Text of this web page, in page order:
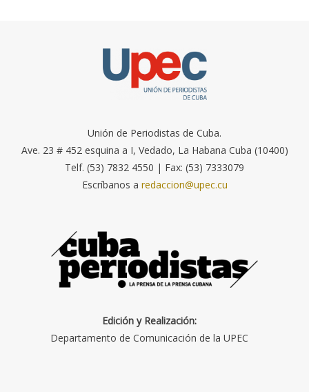
Unión de Periodistas de Cuba.
Ave. 23 # 452 esquina a I, Vedado, La Habana Cuba (10400)
Telf. (53) 7832 4550 | Fax: (53) 7333079
Escríbanos a redaccion@upec.cu
Edición y Realización:
Departamento de Comunicación de la UPEC